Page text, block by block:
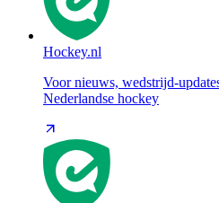
Hockey.nl
Voor nieuws, wedstrijd-
Nederlandse hockey